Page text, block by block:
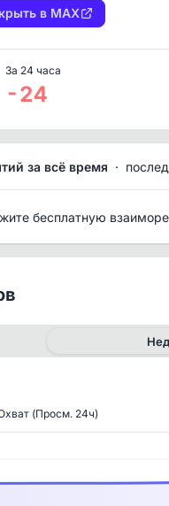
в MAX
За 24 часа
-24
за всё время ·
бесплатную
(Просм. 24ч)